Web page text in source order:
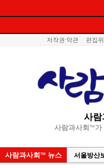
저작권·약관 편집
사
사람과사회™가
사람과사회™ 뉴스
서울방산